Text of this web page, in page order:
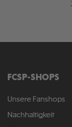
FCSP-SHOPS
Unsere Fanshops
Nachhaltigkeit